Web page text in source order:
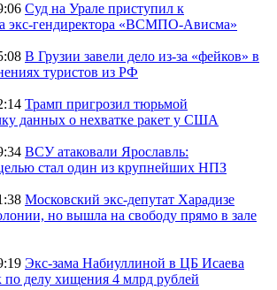
Суд на Урале приступил к
экс-гендиректора «ВСМПО-Ависма»
В Грузии завели дело из-за «фейков» в
туристов из РФ
Трамп пригрозил тюрьмой
данных о нехватке ракет у США
ВСУ атаковали Ярославль:
стал один из крупнейших НПЗ
Московский экс-депутат Харадизе
но вышла на свободу прямо в зале
Экс-зама Набиуллиной в ЦБ Исаева
по делу хищения 4 млрд рублей